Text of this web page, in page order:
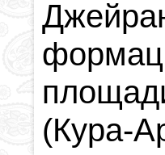
(Кура-